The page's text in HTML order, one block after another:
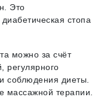
Это
стопа
можно за счёт
регулярного
соблюдения диеты.
массажной терапии.